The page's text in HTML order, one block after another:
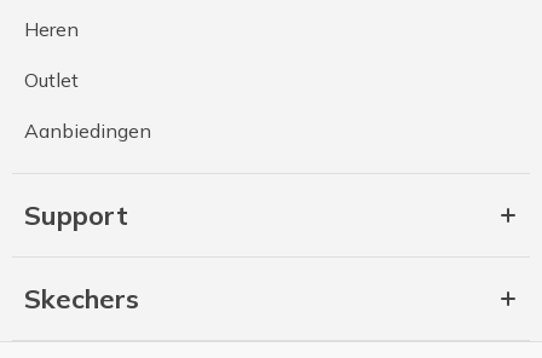
Heren
Outlet
Aanbiedingen
Support
Skechers